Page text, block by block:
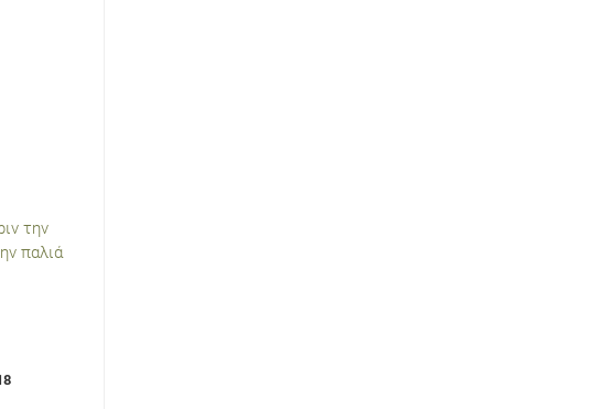
την
παλιά